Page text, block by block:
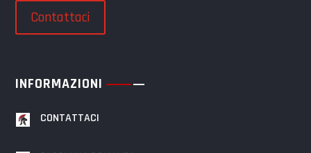
Contattaci
INFORMAZIONI
CONTATTACI